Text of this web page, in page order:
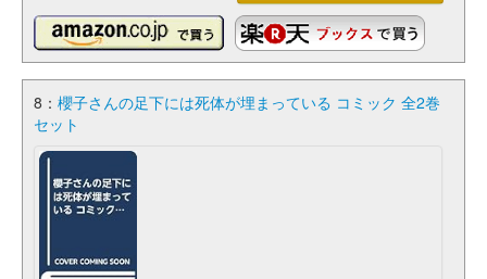
8： 櫻子さんの足下には死体が埋まっている コミック 全2巻
セット